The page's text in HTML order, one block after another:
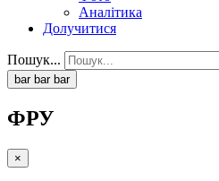
Аналітика
Долучитися
Пошук...
bar bar bar
ФРУ
×